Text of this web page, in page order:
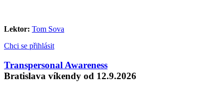
Lektor: Tom Sova
Chci se přihlásit
Transpersonal Awareness
Bratislava víkendy od 12.9.2026